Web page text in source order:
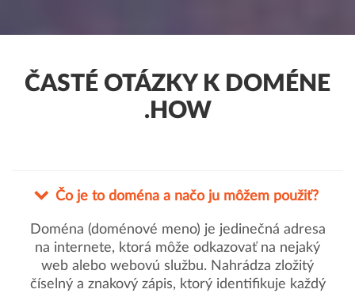
ČASTÉ OTÁZKY K DOMÉNE
.HOW
Čo je to doména a načo ju môžem použiť?
Doména (doménové meno) je jedinečná adresa
na internete, ktorá môže odkazovať na nejaký
web alebo webovú službu. Nahrádza zložitý
číselný a znakový zápis, ktorý identifikuje každý